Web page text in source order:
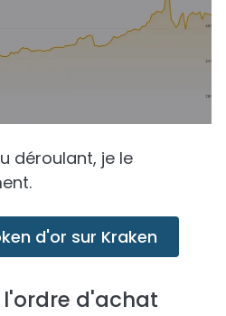
déroulant, je le
d'or sur Kraken
l'ordre d'achat